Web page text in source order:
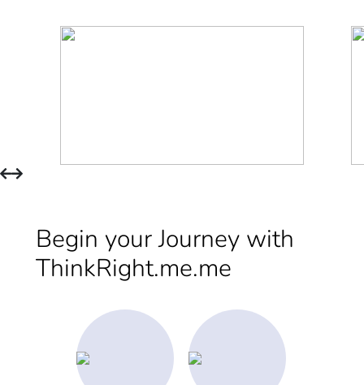
Begin your Journey with
ThinkRight.me.me